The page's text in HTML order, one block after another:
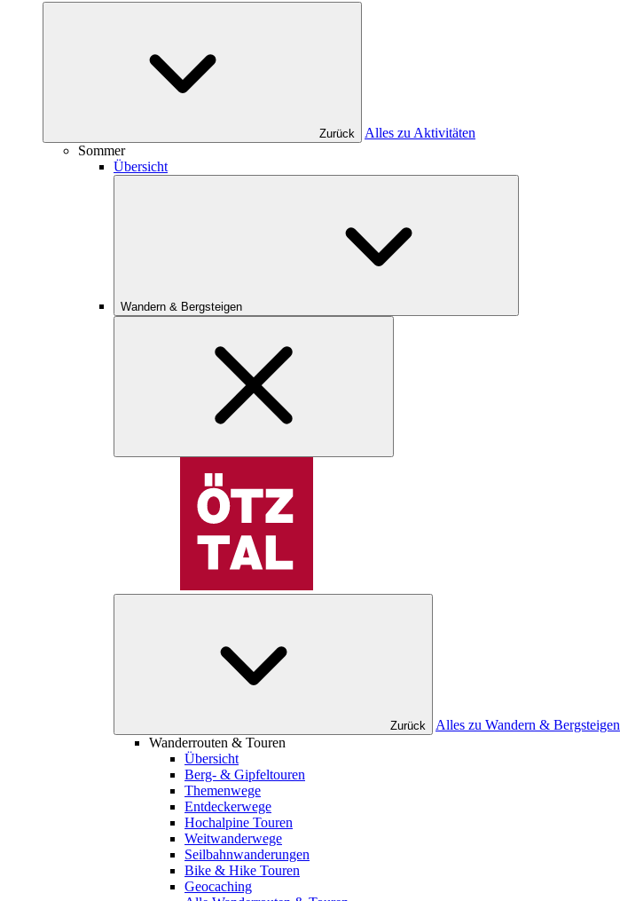
Zurück
Alles zu Aktivitäten
Sommer
Übersicht
Wandern & Bergsteigen
Zurück
Alles zu Wandern & Bergsteigen
Wanderrouten & Touren
Übersicht
Berg- & Gipfeltouren
Themenwege
Entdeckerwege
Hochalpine Touren
Weitwanderwege
Seilbahnwanderungen
Bike & Hike Touren
Geocaching